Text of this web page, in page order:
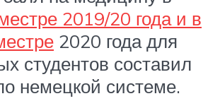
2019/20 года и в
2020 года для
студентов составил
немецкой системе.